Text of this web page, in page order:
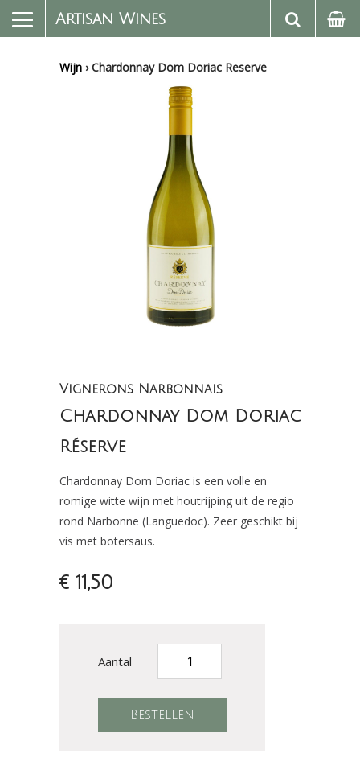
Artisan Wines
Wijn ›Chardonnay Dom Doriac Reserve
Vignerons Narbonnais
Chardonnay Dom Doriac
Réserve
Chardonnay Dom Doriac is een volle en
romige witte wijn met houtrijping uit de regio
rond Narbonne (Languedoc). Zeer geschikt bij
vis met botersaus.
€ 11,50
Aantal